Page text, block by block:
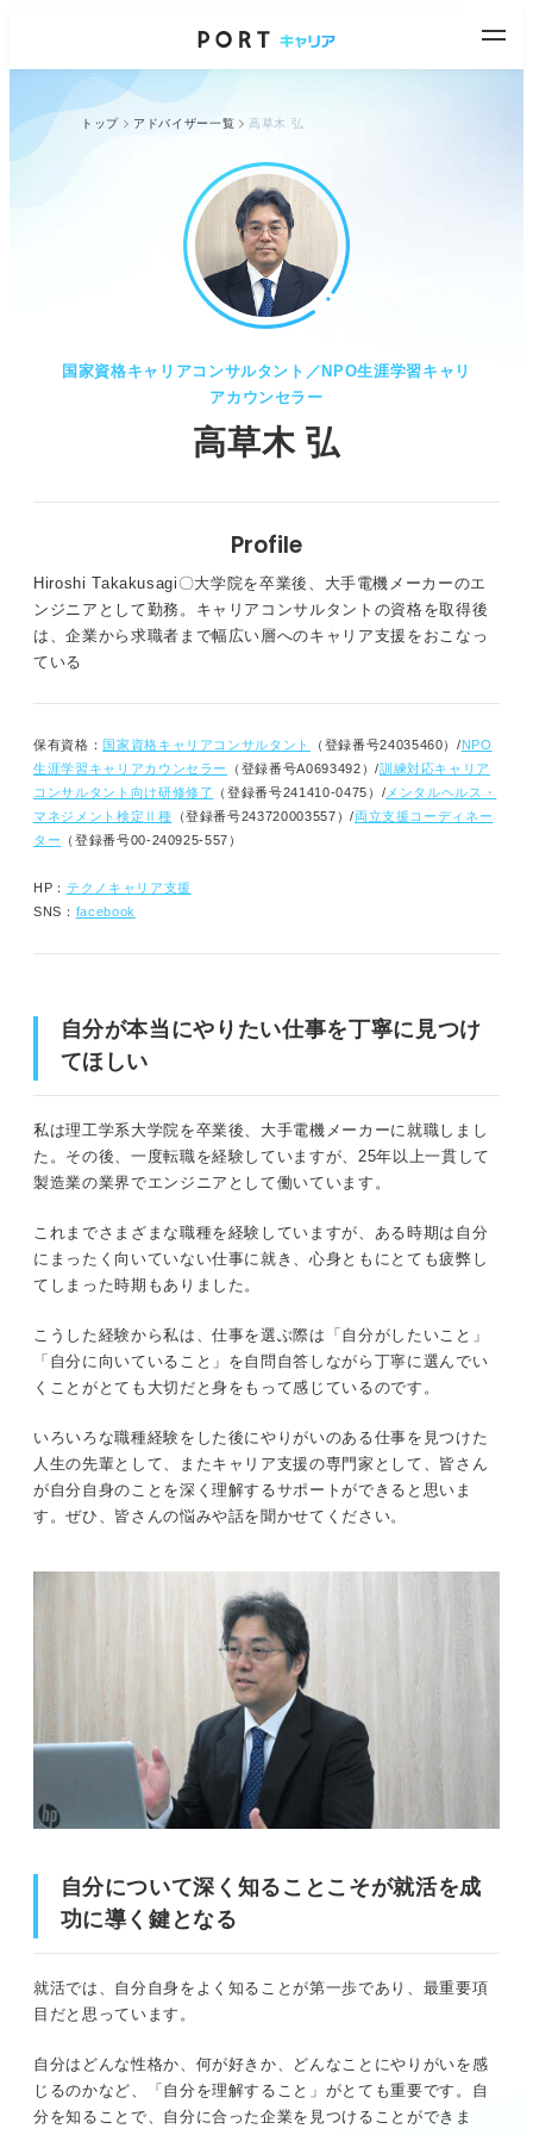
トップ アドバイザー一覧 高草木 弘
国家資格キャリアコンサルタント／NPO生涯学習キャリ
アカウンセラー
高草木 弘
Profile
Hiroshi Takakusagi〇大学院を卒業後、大手電機メーカーのエ
ンジニアとして勤務。キャリアコンサルタントの資格を取得後
は、企業から求職者まで幅広い層へのキャリア支援をおこなっ
ている
保有資格： 国家資格キャリアコンサルタント （登録番号24035460）/NPO
生涯学習キャリアカウンセラー
（登録番号A0693492）/訓練対応キャリア
コンサルタント向け研修修了
（登録番号241410-0475）/ メンタルヘルス・
マネジメント検定Ⅱ種 （登録番号243720003557）/両立支援コーディネー
ター
（登録番号00-240925-557）
HP： テクノキャリア支援
SNS： facebook
自分が本当にやりたい仕事を丁寧に見つけ
てほしい
私は理工学系大学院を卒業後、大手電機メーカーに就職しまし
た。その後、一度転職を経験していますが、25年以上一貫して
製造業の業界でエンジニアとして働いています。
これまでさまざまな職種を経験していますが、ある時期は自分
にまったく向いていない仕事に就き、心身ともにとても疲弊し
てしまった時期もありました。
こうした経験から私は、仕事を選ぶ際は「自分がしたいこと」
「自分に向いていること」を自問自答しながら丁寧に選んでい
くことがとても大切だと身をもって感じているのです。
いろいろな職種経験をした後にやりがいのある仕事を見つけた
人生の先輩として、またキャリア支援の専門家として、皆さん
が自分自身のことを深く理解するサポートができると思いま
す。ぜひ、皆さんの悩みや話を聞かせてください。
自分について深く知ることこそが就活を成
功に導く鍵となる
就活では、自分自身をよく知ることが第一歩であり、最重要項
目だと思っています。
自分はどんな性格か、何が好きか、どんなことにやりがいを感
じるのかなど、「自分を理解すること」がとても重要です。自
分を知ることで、自分に合った企業を見つけることができま